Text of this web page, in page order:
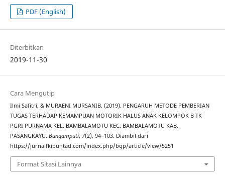
PDF (English)
Diterbitkan
2019-11-30
Cara Mengutip
Ilmi Safitri, & MURAENI MURSANIB. (2019). PENGARUH METODE PEMBERIAN
TUGAS TERHADAP KEMAMPUAN MOTORIK HALUS ANAK KELOMPOK B TK
PGRI PURNAMA KEL. BAMBALAMOTU KEC. BAMBALAMOTU KAB.
PASANGKAYU. Bungamputi, 7(2), 94–103. Diambil dari
https://jurnalfkipuntad.com/index.php/bgp/article/view/5251
Format Sitasi Lainnya